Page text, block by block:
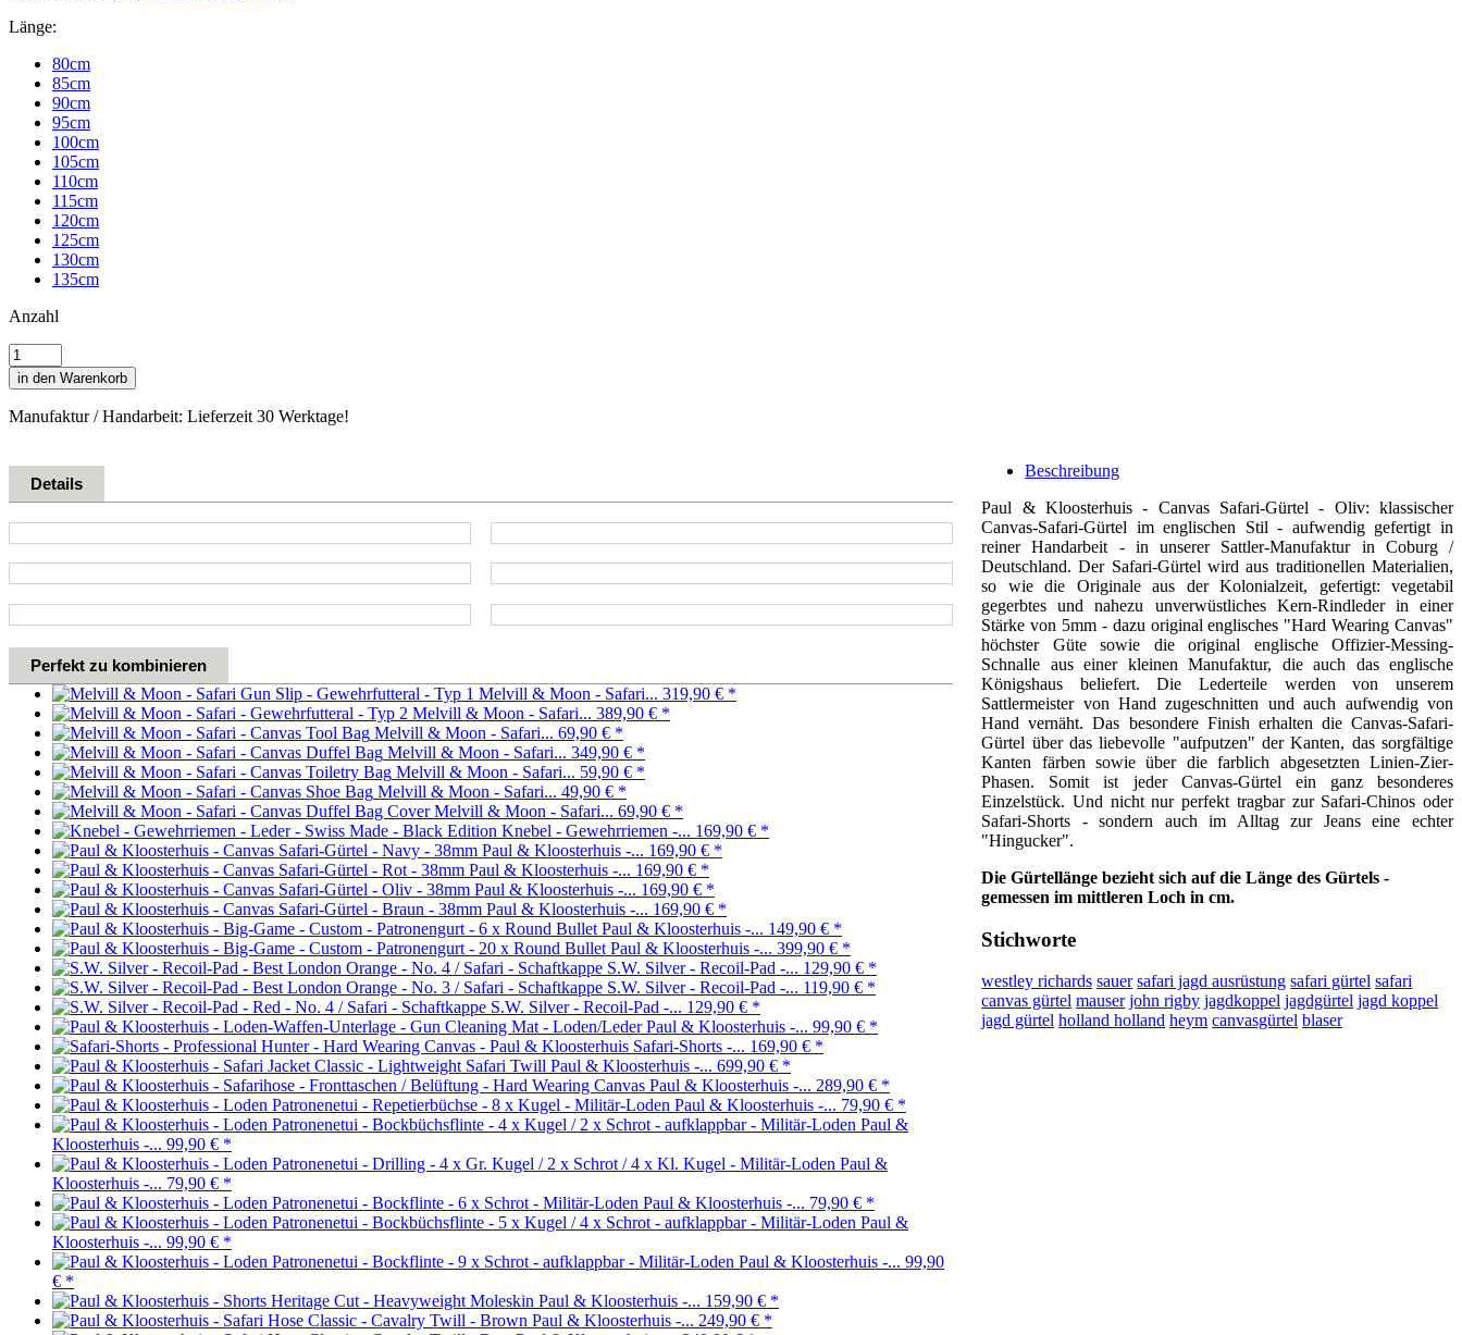
Länge:
80cm
85cm
90cm
95cm
100cm
105cm
110cm
115cm
120cm
125cm
130cm
135cm
Anzahl
in den Warenkorb
Manufaktur / Handarbeit: Lieferzeit 30 Werktage!
Details
Perfekt zu kombinieren
Melvill & Moon - Safari... 319,90 € *
Melvill & Moon - Safari... 389,90 € *
Melvill & Moon - Safari... 69,90 € *
Melvill & Moon - Safari... 349,90 € *
Melvill & Moon - Safari... 59,90 € *
Melvill & Moon - Safari... 49,90 € *
Melvill & Moon - Safari... 69,90 € *
Knebel - Gewehrriemen -... 169,90 € *
Paul & Kloosterhuis -... 169,90 € *
Paul & Kloosterhuis -... 169,90 € *
Paul & Kloosterhuis -... 169,90 € *
Paul & Kloosterhuis -... 169,90 € *
Paul & Kloosterhuis -... 149,90 € *
Paul & Kloosterhuis -... 399,90 € *
S.W. Silver - Recoil-Pad -... 129,90 € *
S.W. Silver - Recoil-Pad -... 119,90 € *
S.W. Silver - Recoil-Pad -... 129,90 € *
Paul & Kloosterhuis -... 99,90 € *
Safari-Shorts -... 169,90 € *
Paul & Kloosterhuis -... 699,90 € *
Paul & Kloosterhuis -... 289,90 € *
Paul & Kloosterhuis -... 79,90 € *
Paul &
Kloosterhuis -... 99,90 € *
Paul &
Kloosterhuis -... 79,90 € *
Paul & Kloosterhuis -... 79,90 € *
Paul &
Kloosterhuis -... 99,90 € *
Paul & Kloosterhuis -... 99,90
€ *
Paul & Kloosterhuis -... 159,90 € *
Paul & Kloosterhuis -... 249,90 € *
Beschreibung
Paul & Kloosterhuis - Canvas Safari-Gürtel - Oliv: klassischer
Canvas-Safari-Gürtel im englischen Stil - aufwendig gefertigt in
reiner Handarbeit - in unserer Sattler-Manufaktur in Coburg /
Deutschland. Der Safari-Gürtel wird aus traditionellen Materialien,
so wie die Originale aus der Kolonialzeit, gefertigt: vegetabil
gegerbtes und nahezu unverwüstliches Kern-Rindleder in einer
Stärke von 5mm - dazu original englisches "Hard Wearing Canvas"
höchster Güte sowie die original englische Offizier-Messing-
Schnalle aus einer kleinen Manufaktur, die auch das englische
Königshaus beliefert. Die Lederteile werden von unserem
Sattlermeister von Hand zugeschnitten und auch aufwendig von
Hand vernäht. Das besondere Finish erhalten die Canvas-Safari-
Gürtel über das liebevolle "aufputzen" der Kanten, das sorgfältige
Kanten färben sowie über die farblich abgesetzten Linien-Zier-
Phasen. Somit ist jeder Canvas-Gürtel ein ganz besonderes
Einzelstück. Und nicht nur perfekt tragbar zur Safari-Chinos oder
Safari-Shorts - sondern auch im Alltag zur Jeans eine echter
"Hingucker".
Die Gürtellänge bezieht sich auf die Länge des Gürtels -
gemessen im mittleren Loch in cm.
Stichworte
westley richards sauer safari jagd ausrüstung safari gürtel safari
canvas gürtel mauser john rigby jagdkoppel jagdgürtel jagd koppel
jagd gürtel holland holland heym canvasgürtel blaser